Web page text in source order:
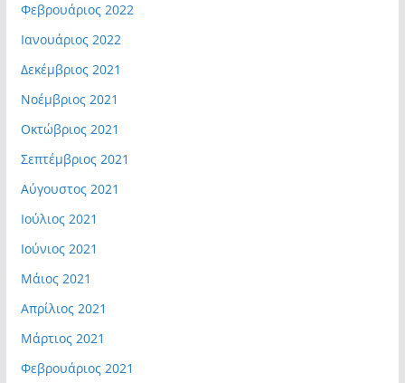
Φεβρουάριος 2022
Ιανουάριος 2022
Δεκέμβριος 2021
Νοέμβριος 2021
Οκτώβριος 2021
Σεπτέμβριος 2021
Αύγουστος 2021
Ιούλιος 2021
Ιούνιος 2021
Μάιος 2021
Απρίλιος 2021
Μάρτιος 2021
Φεβρουάριος 2021